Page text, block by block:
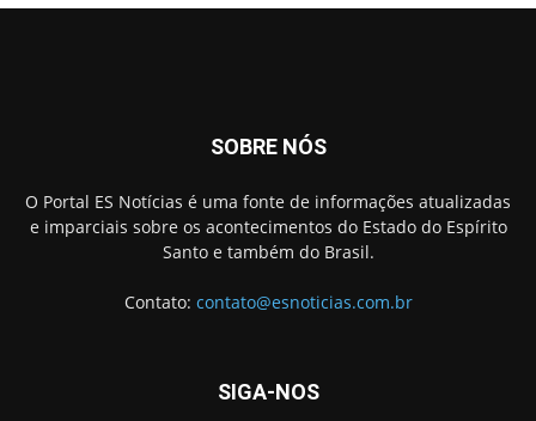
SOBRE NÓS
O Portal ES Notícias é uma fonte de informações atualizadas
e imparciais sobre os acontecimentos do Estado do Espírito
Santo e também do Brasil.
Contato: contato@esnoticias.com.br
SIGA-NOS